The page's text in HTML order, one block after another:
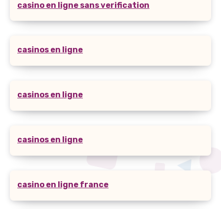
casino en ligne sans verification
casinos en ligne
casinos en ligne
casinos en ligne
casino en ligne france